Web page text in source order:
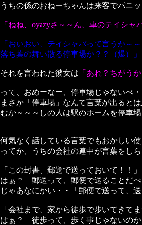
うちの係のおねーちゃんは来客でパニ
「ねね、oyazyさ～～ん、車のテイシャ
「おいおい、テイシャバって言うか～
落ち葉の舞い散る停車場か？？（爆）」
それを言われた彼女は 「あれ？ちがう
って、おめーなー、停車場じゃないべ
まさか「停車場」なんて言葉が出ると
むか～～～しの人は駅のホームを停車
何気なく話している言葉でもおかしい
ってか、うちの会社の連中が言葉をし
「この封書、郵送で送っておいて！！」
はぁ？ 郵送って、郵便で送ることだ
じゃあなにかい・・「郵便で送って、
「会社まで、家から徒歩で歩いてきて
はぁ？ 徒歩って、歩く事じゃないの